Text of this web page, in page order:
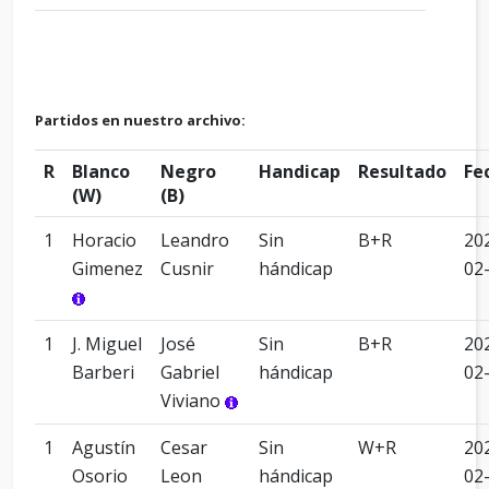
Partidos en nuestro archivo:
R
Blanco
(W)
Negro
(B)
Handicap Resultado
1
Horacio
Gimenez
Leandro
Cusnir
Sin
hándicap
B+R
1
J. Miguel
Barberi
José
Gabriel
Viviano
Sin
hándicap
B+R
1
Agustín
Osorio
Cesar
Leon
Sin
hándicap
W+R